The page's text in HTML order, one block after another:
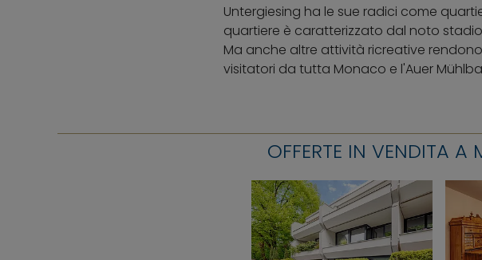
Untergiesing ha le sue radici come
quartiere è caratterizzato dal noto
Ma anche altre attività ricreative
visitatori da tutta Monaco e l'Auer
OFFERTE IN VENDITA